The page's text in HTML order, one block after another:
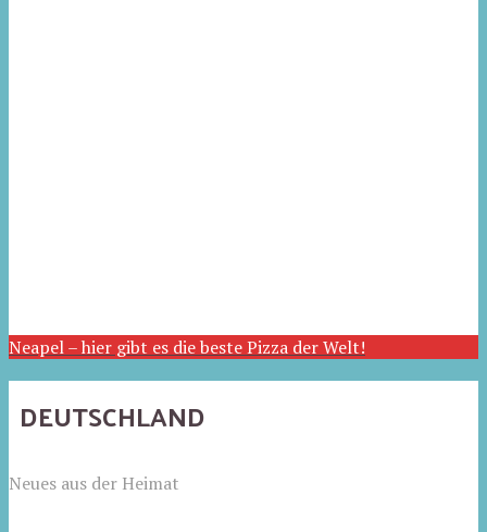
Neapel – hier gibt es die beste Pizza der Welt!
DEUTSCHLAND
Neues aus der Heimat